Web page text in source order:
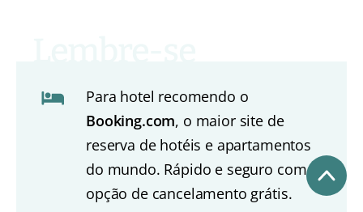
Para hotel recomendo o
Booking.com, o maior site de
reserva de hotéis e apartamentos
do mundo. Rápido e seguro com
opção de cancelamento grátis.